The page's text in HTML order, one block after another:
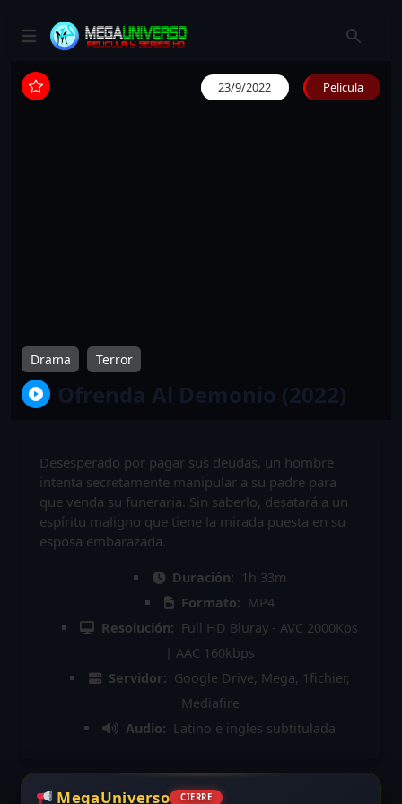
23/9/2022 Película
Drama Terror
Ofrenda Al Demonio (2022)
Desesperado por pagar sus deudas, un hombre
intenta secretamente manipular a su padre para
que venda su funeraria. Sin saberlo, desatará a un
espíritu maligno que tiene la mirada puesta en su
esposa embarazada.
Duración: 1h 33m
Formato: MP4
Resolución: Full HD Bluray - AVC 2000Kps
| AAC 160kbps
Servidor: Google Drive, Mega, 1fichier,
Mediafire
Audio: Latino e ingles subtitulada
MegaUniverso CIERRE